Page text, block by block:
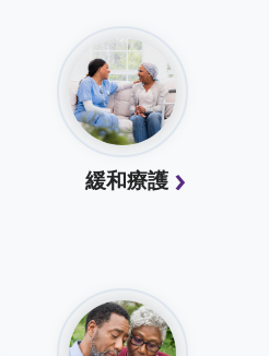
緩和療護